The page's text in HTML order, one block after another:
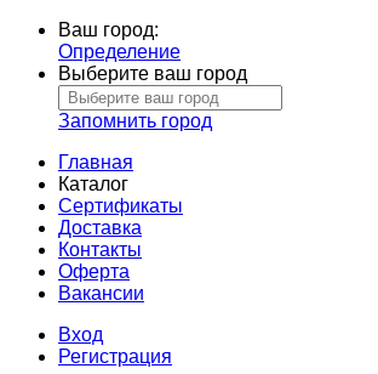
Ваш город:
Определение
Выберите ваш город
Запомнить город
Главная
Каталог
Сертификаты
Доставка
Контакты
Оферта
Вакансии
Вход
Регистрация